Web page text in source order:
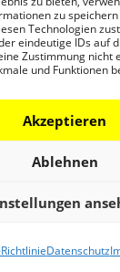
zu
Technologien
eindeutige IDs auf
Zustimmung nicht
und Funktionen
Akzeptieren
Ablehnen
Datenschutz
des
auf der
der
der
von
des DAM
hierfür